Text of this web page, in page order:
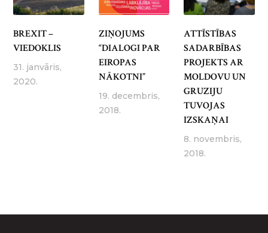
BREXIT –
VIEDOKLIS
31. janvāris,
2020.
ZIŅOJUMS
“DIALOGI PAR
EIROPAS
NĀKOTNI”
19. decembris,
2018.
ATTĪSTĪBAS
SADARBĪBAS
PROJEKTS AR
MOLDOVU UN
GRUZIJU
TUVOJAS
IZSKAŅAI
8. novembris,
2018.